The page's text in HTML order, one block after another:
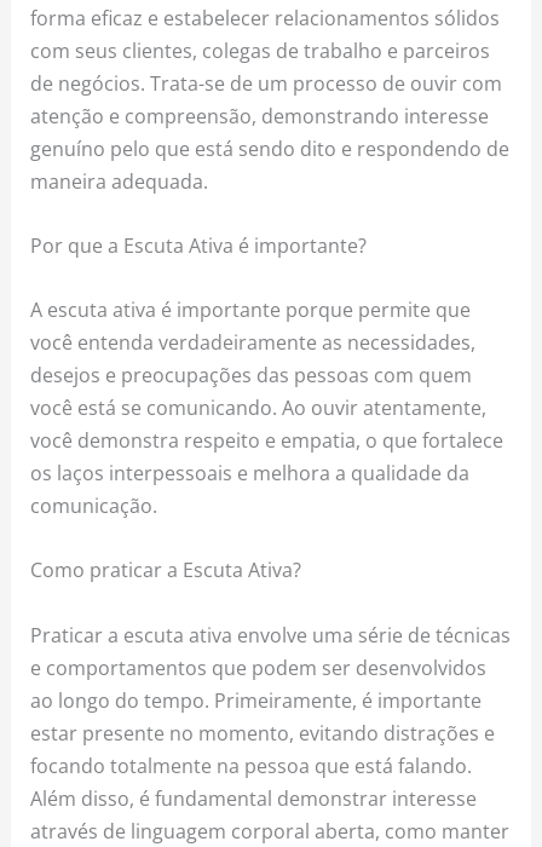
forma eficaz e estabelecer relacionamentos sólidos
com seus clientes, colegas de trabalho e parceiros
de negócios. Trata-se de um processo de ouvir com
atenção e compreensão, demonstrando interesse
genuíno pelo que está sendo dito e respondendo de
maneira adequada.
Por que a Escuta Ativa é importante?
A escuta ativa é importante porque permite que
você entenda verdadeiramente as necessidades,
desejos e preocupações das pessoas com quem
você está se comunicando. Ao ouvir atentamente,
você demonstra respeito e empatia, o que fortalece
os laços interpessoais e melhora a qualidade da
comunicação.
Como praticar a Escuta Ativa?
Praticar a escuta ativa envolve uma série de técnicas
e comportamentos que podem ser desenvolvidos
ao longo do tempo. Primeiramente, é importante
estar presente no momento, evitando distrações e
focando totalmente na pessoa que está falando.
Além disso, é fundamental demonstrar interesse
através de linguagem corporal aberta, como manter